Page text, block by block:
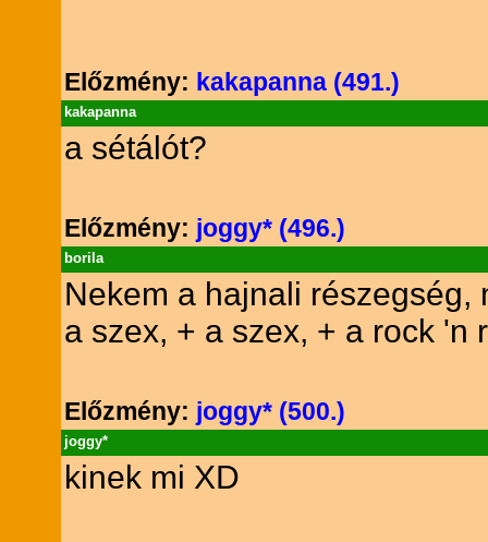
Előzmény: kakapanna (491.)
kakapanna
a sétálót?
Előzmény: joggy* (496.)
borila
Nekem a hajnali részegség,
a szex, + a szex, + a rock 'n
Előzmény: joggy* (500.)
joggy*
kinek mi XD